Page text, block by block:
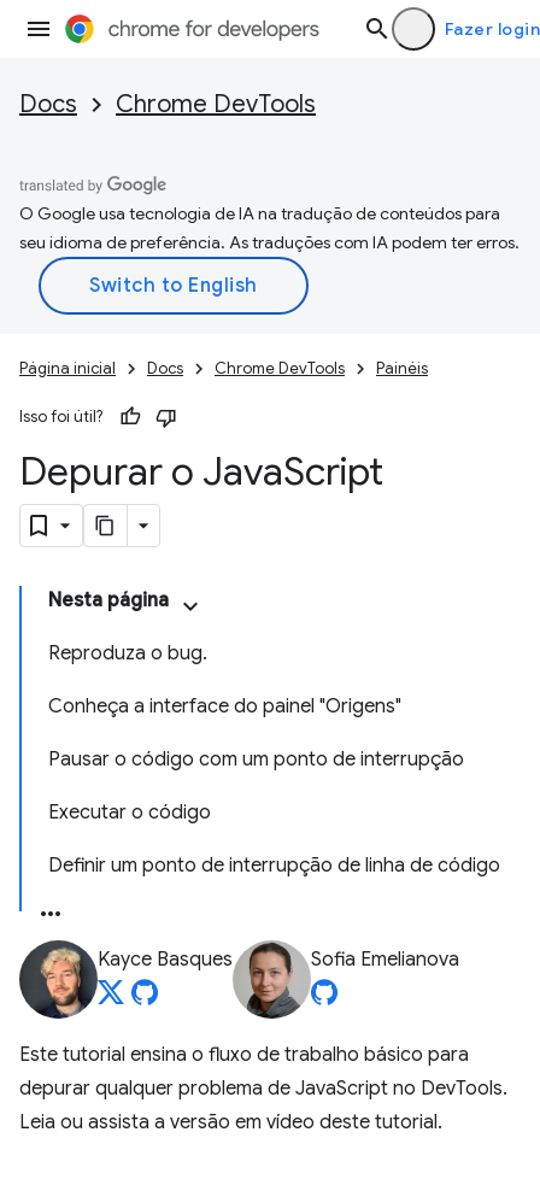
Fazer login
Docs Chrome DevTools
O Google usa tecnologia de IA na tradução de conteúdos para
seu idioma de preferência. As traduções com IA podem ter erros.
Página inicial Docs Chrome DevTools Painéis
Isso foi útil?
Depurar o JavaScript
Nesta página
Reproduza o bug.
Conheça a interface do painel "Origens"
Pausar o código com um ponto de interrupção
Executar o código
Definir um ponto de interrupção de linha de código
Kayce Basques Sofia Emelianova
Este tutorial ensina o fluxo de trabalho básico para
depurar qualquer problema de JavaScript no DevTools.
Leia ou assista a versão em vídeo deste tutorial.